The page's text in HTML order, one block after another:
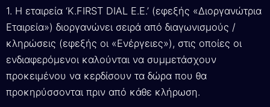
1. Η εταιρεία ‘K.FIRST DIAL E.E.’ (εφεξής «Διοργανώτρια
Εταιρεία») διοργανώνει σειρά από διαγωνισμούς /
κληρώσεις (εφεξής οι «Ενέργειες»), στις οποίες οι
ενδιαφερόμενοι καλούνται να συμμετάσχουν
προκειμένου να κερδίσουν τα δώρα που θα
προκηρύσσονται πριν από κάθε κλήρωση.